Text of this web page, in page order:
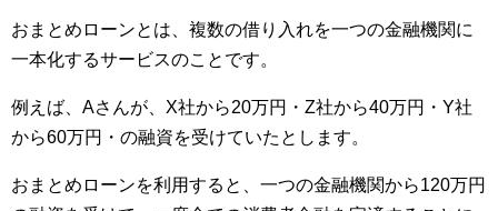
おまとめローンとは、複数の借り入れを一つの金融機関に
一本化するサービスのことです。
例えば、Aさんが、X社から20万円・Z社から40万円・Y社
から60万円・の融資を受けていたとします。
おまとめローンを利用すると、一つの金融機関から120万円